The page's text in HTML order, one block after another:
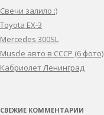
Свечи залило :)
Toyota EX-3
Mercedes 300SL
Muscle авто в СССР (6 фото)
Кабриолет Ленинград
СВЕЖИЕ КОММЕНТАРИИ